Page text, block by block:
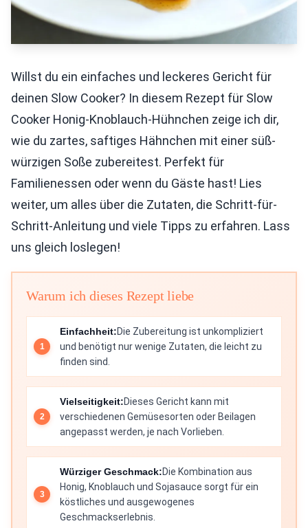
Willst du ein einfaches und leckeres Gericht für
deinen Slow Cooker? In diesem Rezept für Slow
Cooker Honig-Knoblauch-Hühnchen zeige ich dir,
wie du zartes, saftiges Hähnchen mit einer süß-
würzigen Soße zubereitest. Perfekt für
Familienessen oder wenn du Gäste hast! Lies
weiter, um alles über die Zutaten, die Schritt-für-
Schritt-Anleitung und viele Tipps zu erfahren. Lass
uns gleich loslegen!
Warum ich dieses Rezept liebe
Einfachheit:Die Zubereitung ist unkompliziert
und benötigt nur wenige Zutaten, die leicht zu
finden sind.
Vielseitigkeit:Dieses Gericht kann mit
verschiedenen Gemüsesorten oder Beilagen
angepasst werden, je nach Vorlieben.
Würziger Geschmack:Die Kombination aus
Honig, Knoblauch und Sojasauce sorgt für ein
köstliches und ausgewogenes
Geschmackserlebnis.